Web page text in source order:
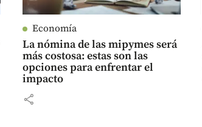
Economía
La nómina de las mipymes será
más costosa: estas son las
opciones para enfrentar el
impacto
share